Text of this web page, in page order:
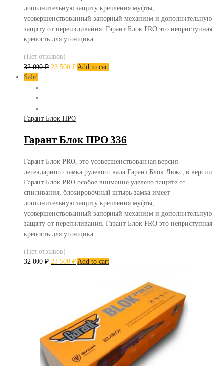
дополнительную защиту крепления муфты,
усовершенствованный запорный механизм и дополнительную
защиту от перепиливания. Гарант Блок PRO это неприступная
крепость для угонщика.
(Нет отзывов)
32 000₽ 23 500 ₽ Add to cart
Sale!
Гарант Блок ПРО
Гарант Блок ПРО 336
Гарант Блок PRO, это усовершенствованная версия
легендарного замка рулевого вала Гарант Блок Люкс, в версии
Гарант Блок PRO особое внимание уделено защите от
спиливания, блокировочный штырь замка имеет
дополнительную защиту крепления муфты,
усовершенствованный запорный механизм и дополнительную
защиту от перепиливания. Гарант Блок PRO это неприступная
крепость для угонщика.
(Нет отзывов)
32 000₽ 23 500 ₽ Add to cart